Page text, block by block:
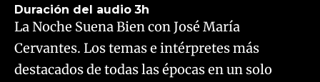
Duración del audio 3h
La Noche Suena Bien con José María
Cervantes. Los temas e intérpretes más
destacados de todas las épocas en un solo